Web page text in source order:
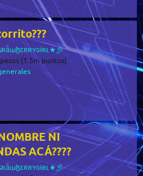
彡
(1.5mpuntos)
NI
ACÁ????
彡